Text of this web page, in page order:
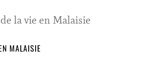
MALAISIE